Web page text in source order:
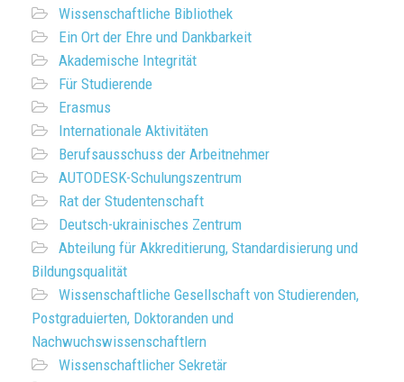
Wissenschaftliche Bibliothek
Ein Ort der Ehre und Dankbarkeit
Akademische Integrität
Für Studierende
Erasmus
Internationale Aktivitäten
Berufsausschuss der Arbeitnehmer
AUTODESK-Schulungszentrum
Rat der Studentenschaft
Deutsch-ukrainisches Zentrum
Abteilung für Akkreditierung, Standardisierung und
Bildungsqualität
Wissenschaftliche Gesellschaft von Studierenden,
Postgraduierten, Doktoranden und
Nachwuchswissenschaftlern
Wissenschaftlicher Sekretär